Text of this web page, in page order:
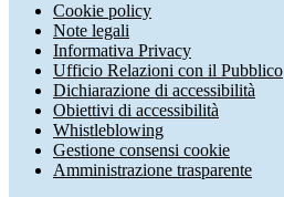
Cookie policy
Note legali
Informativa Privacy
Ufficio Relazioni con il Pubblico
Dichiarazione di accessibilità
Obiettivi di accessibilità
Whistleblowing
Gestione consensi cookie
Amministrazione trasparente